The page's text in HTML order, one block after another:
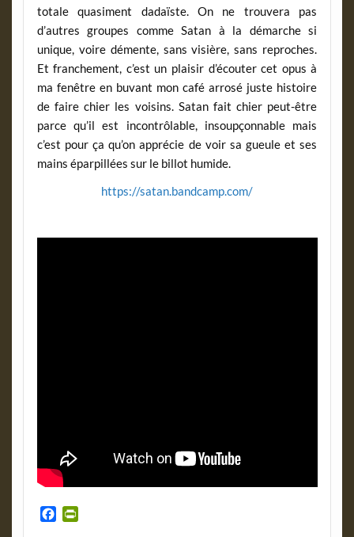
totale quasiment dadaïste. On ne trouvera pas
d’autres groupes comme Satan à la démarche si
unique, voire démente, sans visière, sans reproches.
Et franchement, c’est un plaisir d’écouter cet opus à
ma fenêtre en buvant mon café arrosé juste histoire
de faire chier les voisins. Satan fait chier peut-être
parce qu’il est incontrôlable, insoupçonnable mais
c’est pour ça qu’on apprécie de voir sa gueule et ses
mains éparpillées sur le billot humide.
https://satan.bandcamp.com/